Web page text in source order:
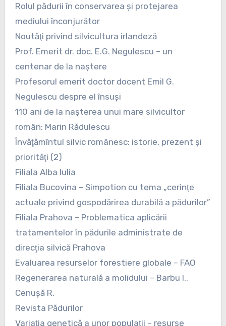
Rolul pădurii în conservarea şi protejarea
mediului înconjurător
Noutăţi privind silvicultura irlandeză
Prof. Emerit dr. doc. E.G. Negulescu – un
centenar de la naştere
Profesorul emerit doctor docent Emil G.
Negulescu despre el însuşi
110 ani de la naşterea unui mare silvicultor
român: Marin Rădulescu
Învăţămîntul silvic românesc: istorie, prezent şi
priorităţi (2)
Filiala Alba Iulia
Filiala Bucovina – Simpotion cu tema „cerinţe
actuale privind gospodărirea durabilă a pădurilor”
Filiala Prahova – Problematica aplicării
tratamentelor în pădurile administrate de
direcţia silvică Prahova
Evaluarea resurselor forestiere globale – FAO
Regenerarea naturală a molidului – Barbu I.,
Cenuşă R.
Revista Pădurilor
Variaţia genetică a unor populaţii – resurse